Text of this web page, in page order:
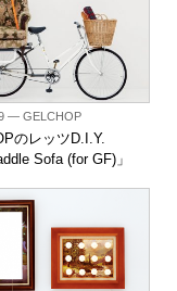
— GELCHOP
のレッツD.I.Y.
Sofa (for GF)」